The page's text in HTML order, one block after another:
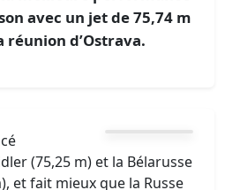
avec un jet de 75,74 m
d’Ostrava.
(75,25 m) et la Bélarusse
et fait mieux que la Russe